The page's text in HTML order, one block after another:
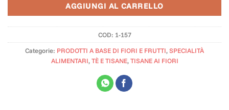
AGGIUNGI AL CARRELLO
COD: 1-157
Categorie: PRODOTTI A BASE DI FIORI E FRUTTI,SPECIALITÀ
ALIMENTARI,TÈ E TISANE,TISANE AI FIORI